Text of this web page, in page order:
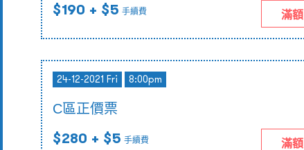
$190 + $5 手續費 滿額
24-12-2021 Fri 8:00pm
C區正價票
$280 + $5 手續費 滿額